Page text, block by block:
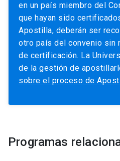
en un país miembro del
que hayan sido
Apostilla, deberán ser
otro país del convenio sin
de certificación. La
de la gestión de
sobre el proceso de
Programas